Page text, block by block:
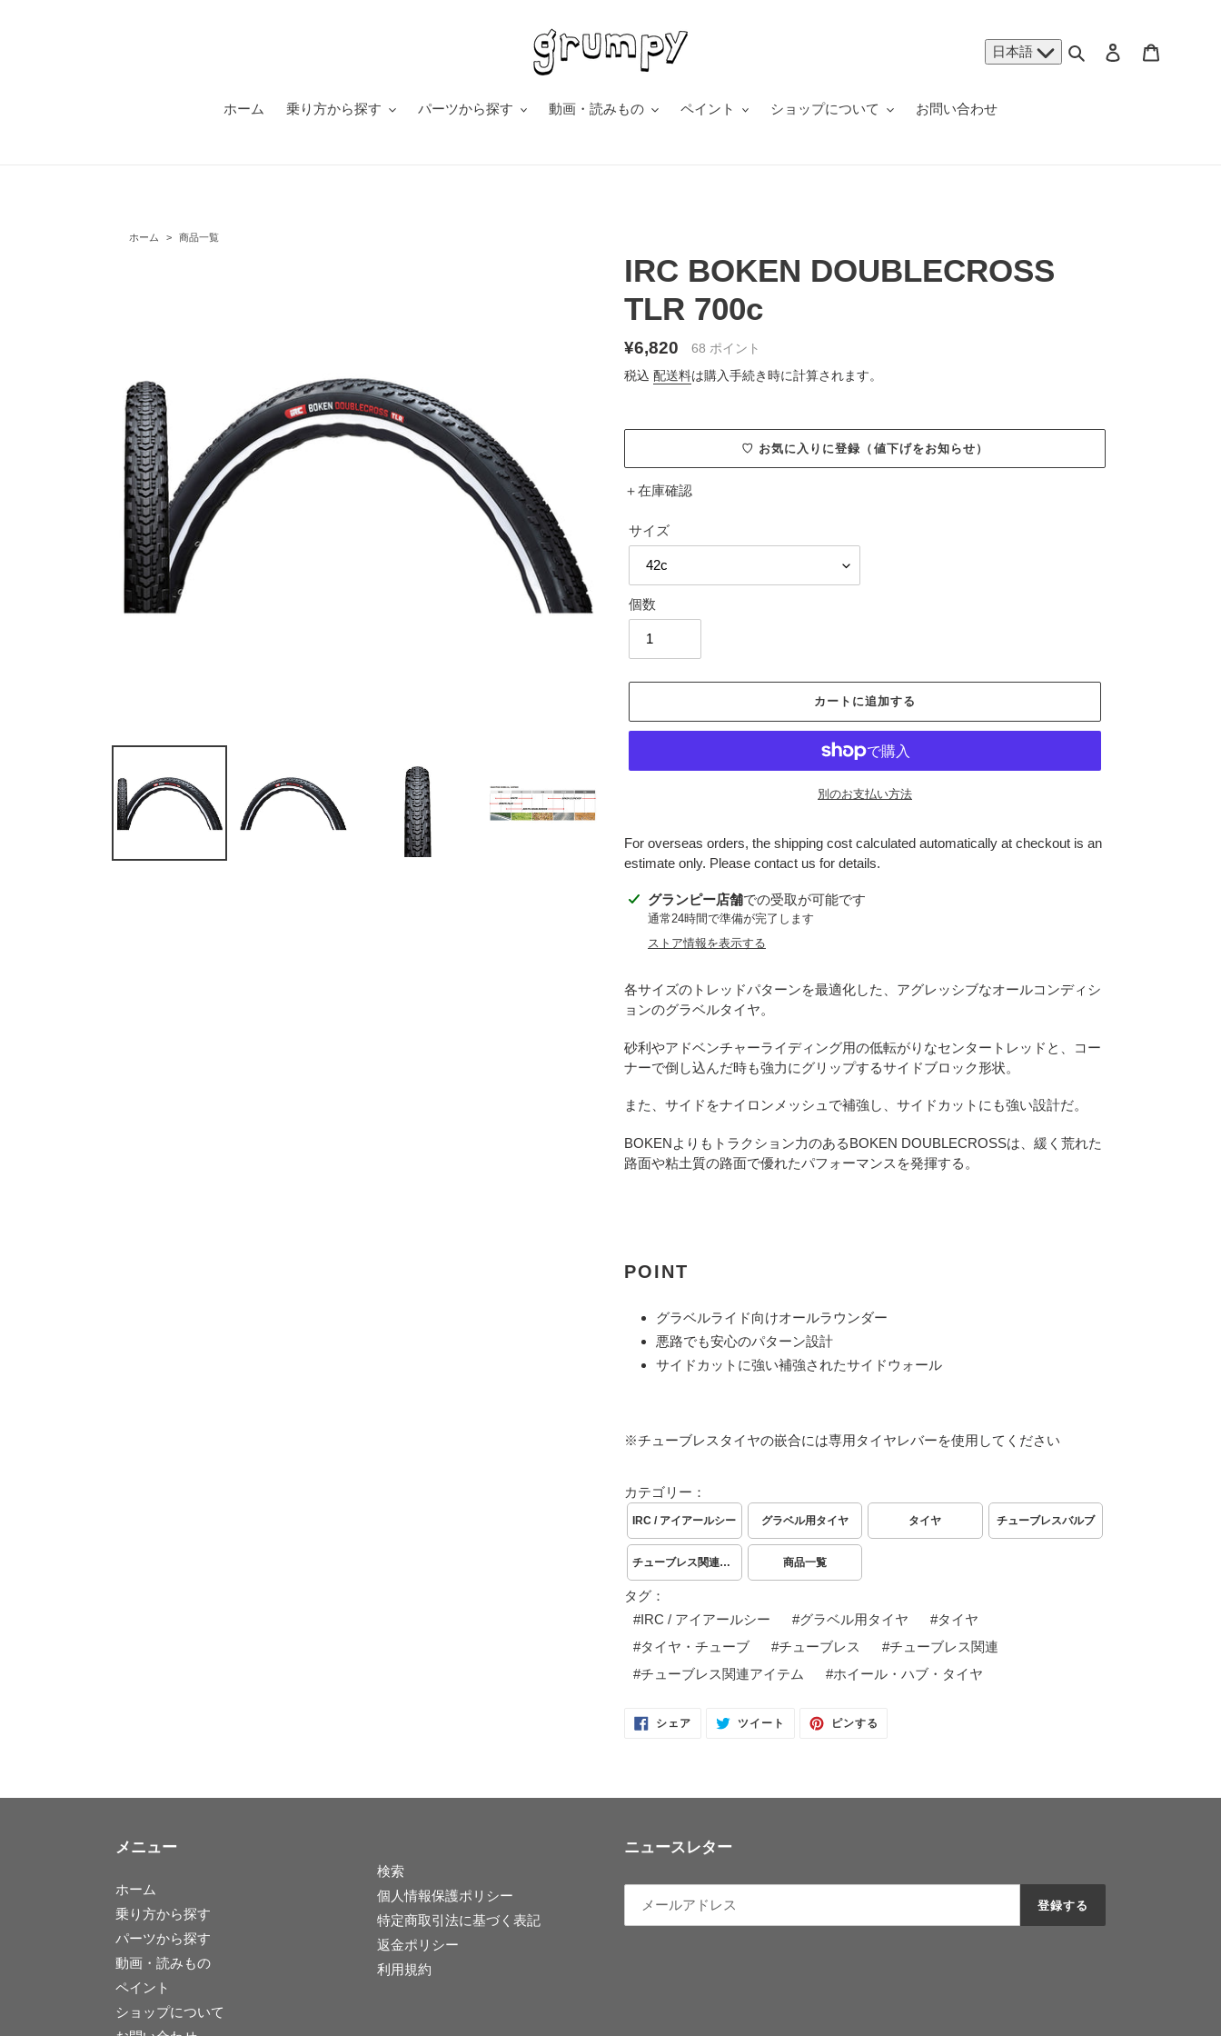
日本語 検索 ログイン
ホーム 乗り方から探す パーツから探す 動画・読みもの ペイント ショップについて お問い合わせ
ホーム > 商品一覧
IRC BOKEN DOUBLECROSS
TLR 700c
通
常
¥6,820 68 ポイント
税込 配送料は購入手続き時に計算されます。
♡ お気に入りに登録（値下げをお知らせ）
＋在庫確認
サイズ
個数
カートに追加する
別のお支払い方法
For overseas orders, the shipping cost calculated automatically at checkout is an
estimate only. Please contact us for details.
カ
品
を
追
加
す
る
グランピー店舗での受取が可能です
通常24時間で準備が完了します
ストア情報を表示する
各サイズのトレッドパターンを最適化した、アグレッシブなオールコンディシ
ョンのグラベルタイヤ。
砂利やアドベンチャーライディング用の低転がりなセンタートレッドと、コー
ナーで倒し込んだ時も強力にグリップするサイドブロック形状。
また、サイドをナイロンメッシュで補強し、サイドカットにも強い設計だ。
BOKENよりもトラクション力のあるBOKEN DOUBLECROSSは、緩く荒れた
路面や粘土質の路面で優れたパフォーマンスを発揮する。
POINT
グラベルライド向けオールラウンダー
悪路でも安心のパターン設計
サイドカットに強い補強されたサイドウォール
※チューブレスタイヤの嵌合には専用タイヤレバーを使用してください
カテゴリー：
IRC / アイアールシー グラベル用タイヤ タイヤ チューブレスバルブ
チューブレス関連商品 商品一覧
タグ：
#IRC / アイアールシー #グラベル用タイヤ #タイヤ
#タイヤ・チューブ #チューブレス #チューブレス関連
#チューブレス関連アイテム #ホイール・ハブ・タイヤ
シェアFACEBOOKツイート
TWITTERピンする
メニュー
ホーム
乗り方から探す
パーツから探す
動画・読みもの
ペイント
ショップについて
検索
個人情報保護ポリシー
特定商取引法に基づく表記
返金ポリシー
利用規約
ニュースレター
登録する